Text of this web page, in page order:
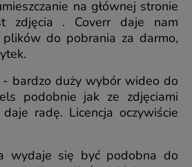
na głównej stronie
zdjęcia . Coverr daje nam
do pobrania za darmo,
- bardzo duży wybór wideo do
podobnie jak ze zdjęciami
radę. Licencja oczywiście
wydaje się być podobna do